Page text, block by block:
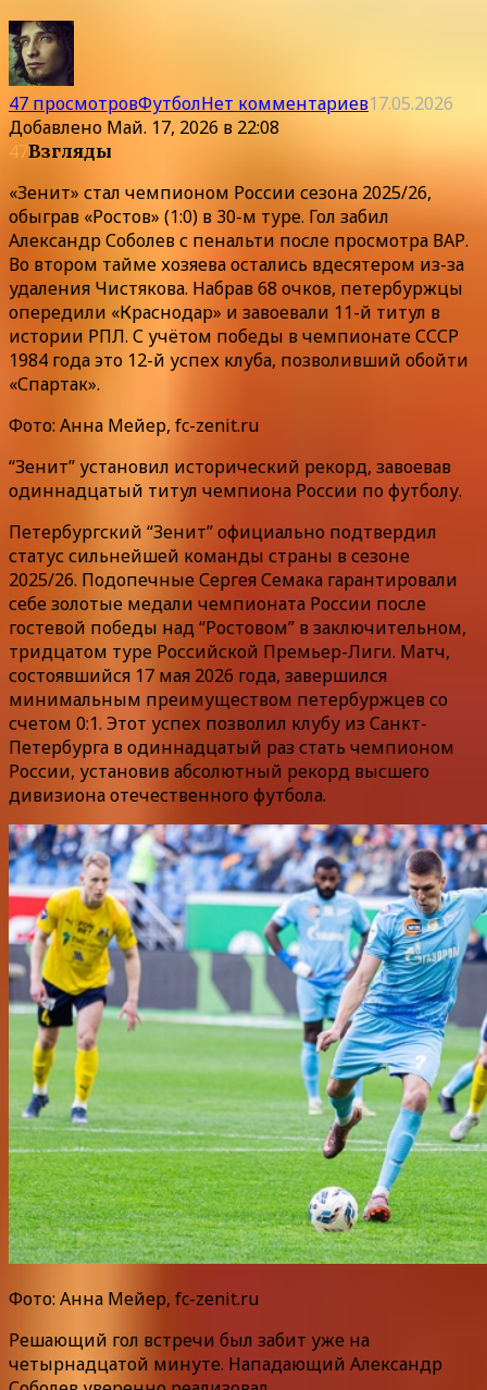
47 просмотровФутболНет комментариев17.05.2026
Добавлено Май. 17, 2026 в 22:08
47Взгляды
«Зенит» стал чемпионом России сезона 2025/26,
обыграв «Ростов» (1:0) в 30-м туре. Гол забил
Александр Соболев с пенальти после просмотра ВАР.
Во втором тайме хозяева остались вдесятером из-за
удаления Чистякова. Набрав 68 очков, петербуржцы
опередили «Краснодар» и завоевали 11-й титул в
истории РПЛ. С учётом победы в чемпионате СССР
1984 года это 12-й успех клуба, позволивший обойти
«Спартак».
Фото: Анна Мейер, fc-zenit.ru
“Зенит” установил исторический рекорд, завоевав
одиннадцатый титул чемпиона России по футболу.
Петербургский “Зенит” официально подтвердил
статус сильнейшей команды страны в сезоне
2025/26. Подопечные Сергея Семака гарантировали
себе золотые медали чемпионата России после
гостевой победы над “Ростовом” в заключительном,
тридцатом туре Российской Премьер-Лиги. Матч,
состоявшийся 17 мая 2026 года, завершился
минимальным преимуществом петербуржцев со
счетом 0:1. Этот успех позволил клубу из Санкт-
Петербурга в одиннадцатый раз стать чемпионом
России, установив абсолютный рекорд высшего
дивизиона отечественного футбола.
Фото: Анна Мейер, fc-zenit.ru
Решающий гол встречи был забит уже на
четырнадцатой минуте. Нападающий Александр